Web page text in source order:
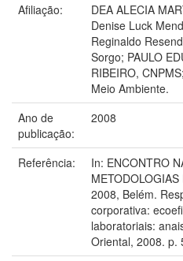
Afiliação:
DEA ALECIA
Denise Luck
Reginaldo
Sorgo; PAULO
RIBEIRO,
Meio Ambiente.
Ano de
publicação:
2008
Referência:
In: ENCONTRO
2008, Belém.
corporativa:
laboratoriais:
Oriental, 2008. p.